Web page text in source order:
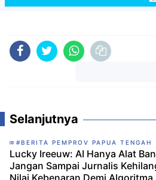
Selanjutnya
#BERITA PEMPROV PAPUA TENGAH
Lucky Ireeuw: AI Hanya Alat
Jangan Sampai Jurnalis